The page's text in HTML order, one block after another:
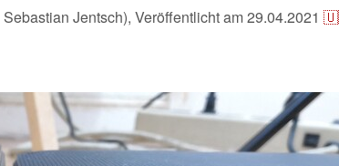
Sebastian Jentsch), Veröffentlicht am29.04.2021